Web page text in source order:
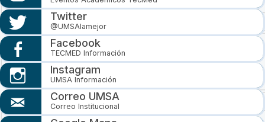
Twitter
@UMSAlamejor
Facebook
TECMED Información
Instagram
UMSA Información
Correo UMSA
Correo Institucional